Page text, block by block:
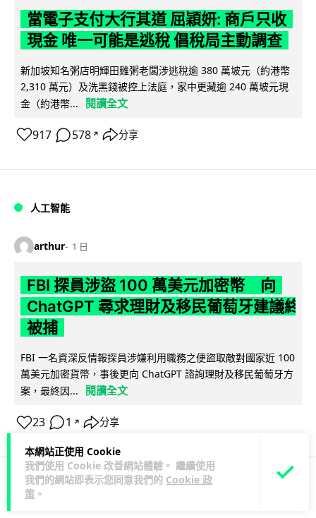
本網站正使用 Cookie
我們使用 Cookie 改善網站體驗。 繼續使用
我們的網站即表示您同意我們的 Cookie 政
策 。
當電子支付大行其道 屈穎妍: 商戶只收
現金 唯一可能是逃稅 倡稅局主動調查
新加坡知名粥店明輝田雞粥老闆涉逃稅逾 380 萬坡元（約港幣
2,310 萬元）及洗黑錢被控上法庭，家中更藏逾 240 萬坡元現
金（約港幣...
閱讀全文
917 578 ↗ 分享
人工智能
arthur 1 日
FBI 探員涉盜 100 萬美元加密幣 向
ChatGPT 尋求理財及移民葡萄牙建議終
被捕
FBI 一名資深反情報探員涉嫌利用職務之便盜取敵對國家近 100
萬美元加密貨幣，事後更向 ChatGPT 諮詢理財及移民葡萄牙方
案，最終因...
閱讀全文
23 1 ↗ 分享
科技娛樂